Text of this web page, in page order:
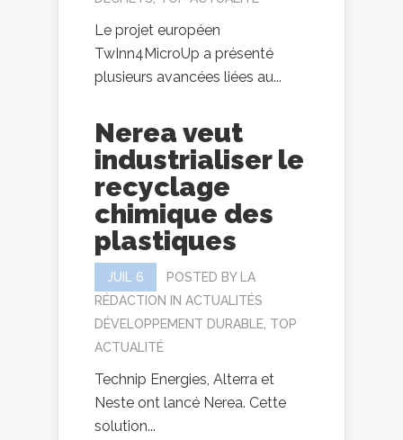
Le projet européen
TwInn4MicroUp a présenté
plusieurs avancées liées au...
Nerea veut
industrialiser le
recyclage
chimique des
plastiques
JUIL 6 POSTED BY LA
RÉDACTION
IN ACTUALITÉS
DÉVELOPPEMENT DURABLE, TOP
ACTUALITÉ
Technip Energies, Alterra et
Neste ont lancé Nerea. Cette
solution...